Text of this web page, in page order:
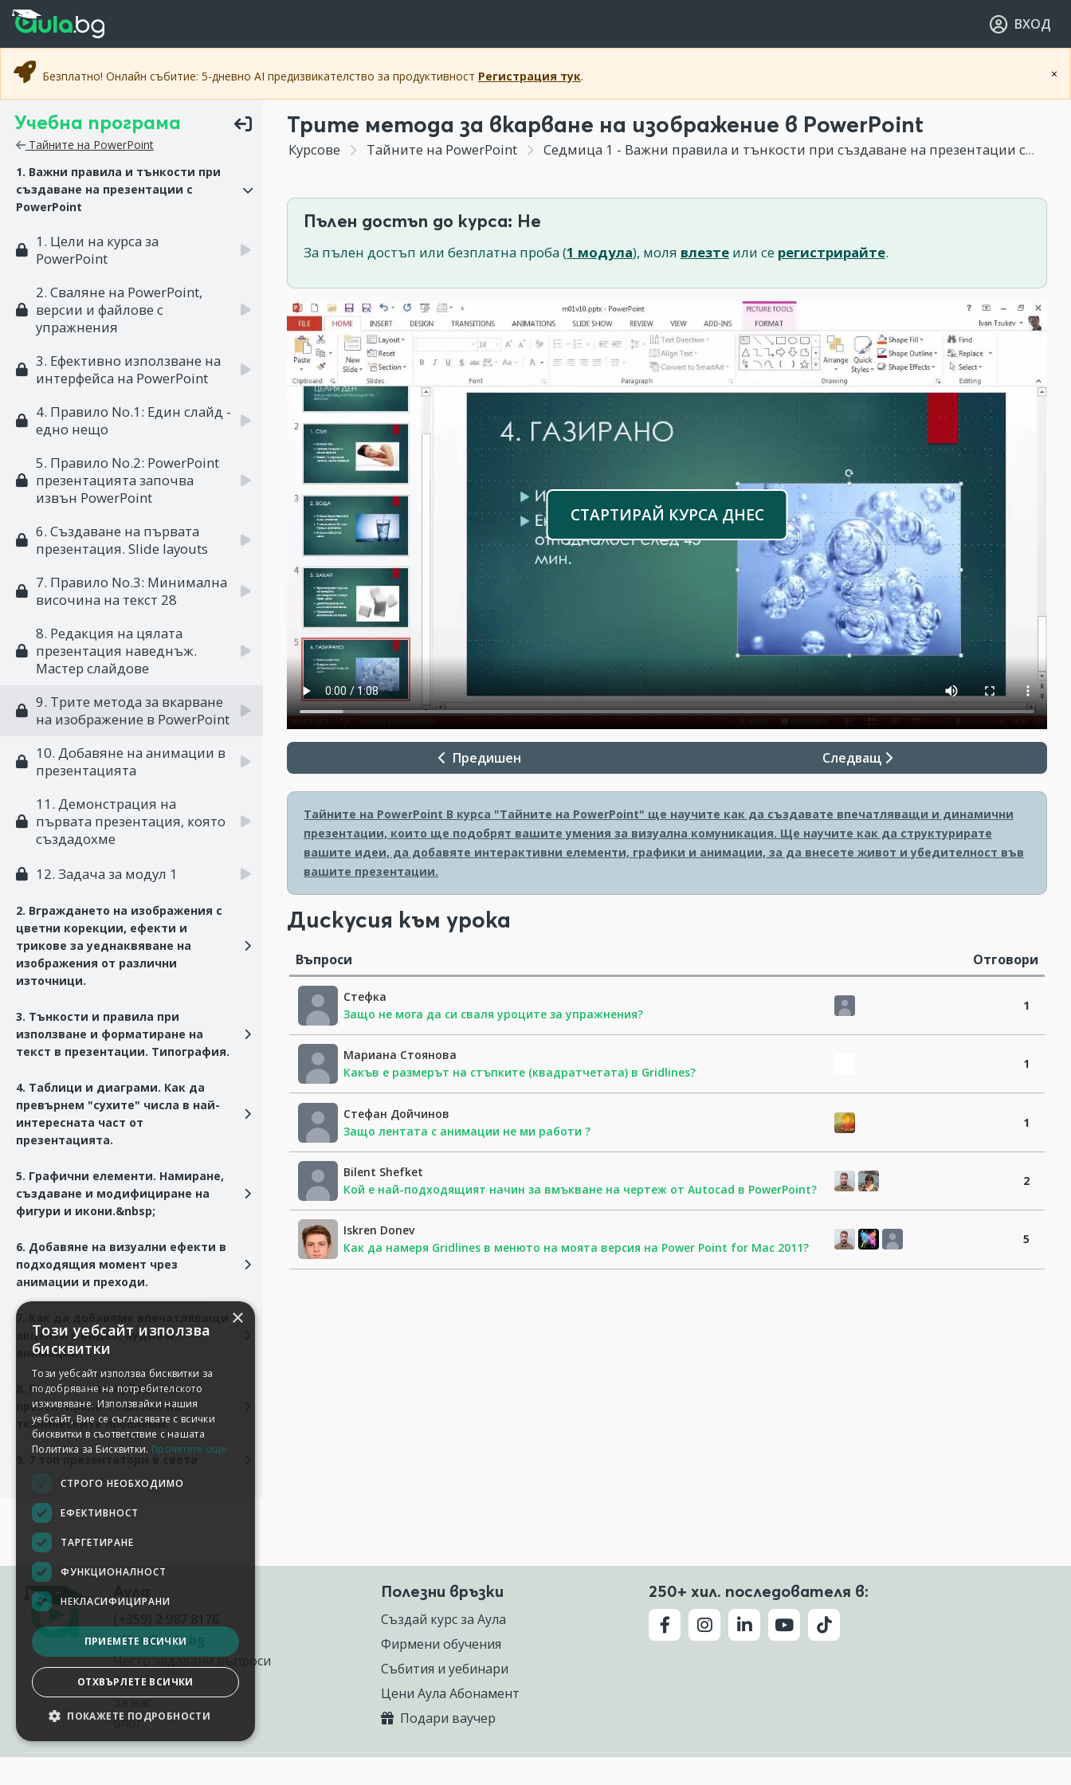
Прескочи към основното съдържание
Прескочи към навигацията
ВХОД
×
Безплатно! Онлайн събитие: 5-дневно AI предизвикателство за продуктивност Регистрация тук.
Учебна програма
Тайните на PowerPoint
1. Важни правила и тънкости при
създаване на презентации с
PowerPoint
1. Цели на курса за
PowerPoint
2. Сваляне на PowerPoint,
версии и файлове с
упражнения
3. Ефективно използване на
интерфейса на PowerPoint
4. Правило No.1: Един слайд -
едно нещо
5. Правило Nо.2: PowerPoint
презентацията започва
извън PowerPoint
6. Създаване на първата
презентация. Slide layouts
7. Правило Nо.3: Минимална
височина на текст 28
8. Редакция на цялата
презентация наведнъж.
Мастер слайдове
9. Трите метода за вкарване
на изображение в PowerPoint
10. Добавяне на анимации в
презентацията
11. Демонстрация на
първата презентация, която
създадохме
12. Задача за модул 1
2. Вграждането на изображения с
цветни корекции, ефекти и
трикове за уеднаквяване на
изображения от различни
източници.
3. Тънкости и правила при
използване и форматиране на
текст в презентации. Типография.
4. Таблици и диаграми. Как да
превърнем "сухите" числа в най-
интересната част от
презентацията.
5. Графични елементи. Намиране,
създаване и модифициране на
фигури и икони.&nbsp;
6. Добавяне на визуални ефекти в
подходящия момент чрез
анимации и преходи.
7. Как да добавяме впечатляващи
акценти с видео, аудио и
анимации.
8. Подготовка за убедително
презентиране. Решения на
техническите проблеми.
9. 7 топ презентатори в света
Трите метода за вкарване на изображение в PowerPoint
Курсове Тайните на PowerPoint Седмица 1 - Важни правила и тънкости при създаване на презентации с PowerPoint
Пълен достъп до курса: Не
За пълен достъп или безплатна проба (1 модула), моля влезте или се регистрирайте.
СТАРТИРАЙ КУРСА ДНЕС
Предишен Следващ
Тайните на PowerPoint В курса "Тайните на PowerPoint" ще научите как да създавате впечатляващи и динамични
презентации, които ще подобрят вашите умения за визуална комуникация. Ще научите как да структурирате
вашите идеи, да добавяте интерактивни елементи, графики и анимации, за да внесете живот и убедителност във
вашите презентации.
Дискусия към урока
Въпроси Отговори
Стефка
Защо не мога да си сваля уроците за упражнения?
1
Мариана Стоянова
Какъв е размерът на стъпките (квадратчетата) в Gridlines?
1
Стефан Дойчинов
Защо лентата с анимации не ми работи ?
1
Bilent Shefket
Кой е най-подходящият начин за вмъкване на чертеж от Autocad в PowerPoint?
2
Iskren Donev
Как да намеря Gridlines в менюто на моята версия на Power Point for Mac 2011?
5
office@aula.bg
Често задавани въпроси
Контакти
За нас
Блог
Полезни връзки
Създай курс за Аула
Фирмени обучения
Събития и уебинари
Цени Аула Абонамент
Подари ваучер
250+ хил. последователя в: